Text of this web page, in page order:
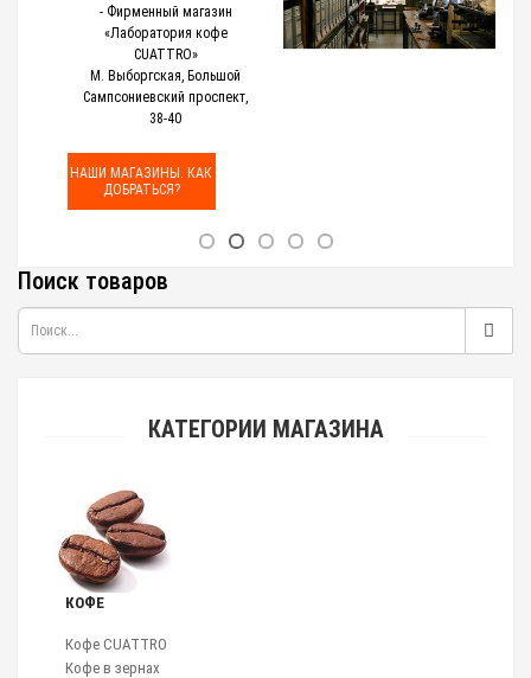
- Фирменный магазин
«Лаборатория кофе
CUATTRO»
М. Выборгская, Большой
Сампсониевский проспект,
38-40
НАШИ МАГАЗИНЫ. КАК
ДОБРАТЬСЯ?
Поиск товаров
КАТЕГОРИИ МАГАЗИНА
КОФЕ
Кофе CUATTRO
Кофе в зернах